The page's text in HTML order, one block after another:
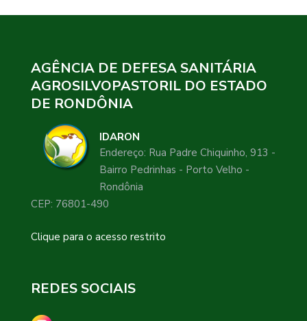
AGÊNCIA DE DEFESA SANITÁRIA
AGROSILVOPASTORIL DO ESTADO
DE RONDÔNIA
IDARON
Endereço: Rua Padre Chiquinho, 913 -
Bairro Pedrinhas - Porto Velho -
Rondônia
CEP: 76801-490
Clique para o acesso restrito
REDES SOCIAIS